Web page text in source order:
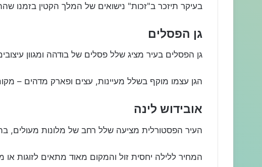
בעיקר תיזכר ב"זכות" נישואים של המלך הקטין בזמנו
גן הפסלים
גן הפסלים בעיר מציג שלל פסלים של בודהה ומגוון
הגן עצמו מוקף בשלל מעיינות, עצים ופארק מדהים –
אובידוש לינה
העיר הפסטורלית מציעה שלל רחב של מלונות מעולים,
המחיר ללילה יחסית זול והמקום מאוד מתאים לזוגות